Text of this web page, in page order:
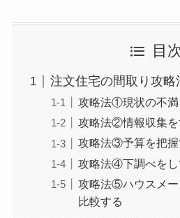
目
注文住宅の間取り攻略
攻略法①現状の不満
攻略法②情報収集を
攻略法③予算を把握
攻略法④下調べをし
攻略法⑤ハウスメー
比較する